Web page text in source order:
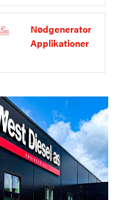
Nødgenerator
Applikationer